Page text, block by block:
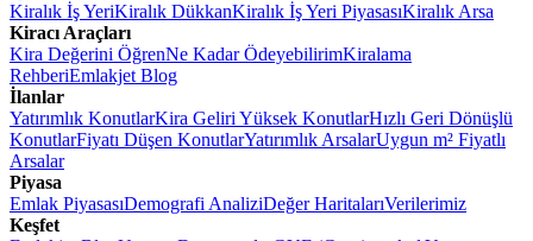
Kiralık İş YeriKiralık DükkanKiralık İş Yeri PiyasasıKiralık Arsa
Kiracı Araçları
Kira Değerini ÖğrenNe Kadar ÖdeyebilirimKiralama
RehberiEmlakjet Blog
İlanlar
Yatırımlık KonutlarKira Geliri Yüksek KonutlarHızlı Geri Dönüşlü
KonutlarFiyatı Düşen KonutlarYatırımlık ArsalarUygun m² Fiyatlı
Arsalar
Piyasa
Emlak PiyasasıDemografi AnaliziDeğer HaritalarıVerilerimiz
Keşfet